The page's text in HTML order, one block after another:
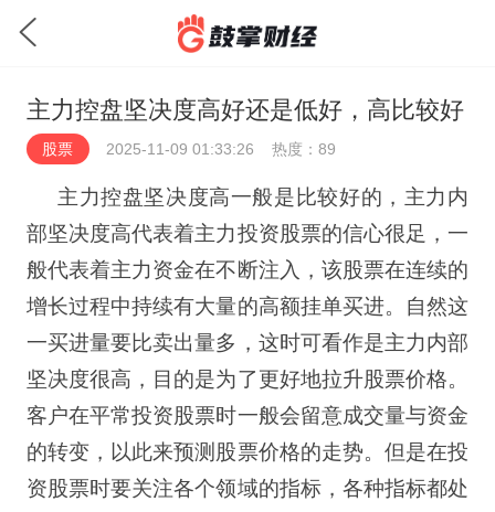
主力控盘坚决度高好还是低好，高比较好
股票 2025-11-09 01:33:26 热度：89
主力控盘坚决度高一般是比较好的，主力内
部坚决度高代表着主力投资股票的信心很足，一
般代表着主力资金在不断注入，该股票在连续的
增长过程中持续有大量的高额挂单买进。自然这
一买进量要比卖出量多，这时可看作是主力内部
坚决度很高，目的是为了更好地拉升股票价格。
客户在平常投资股票时一般会留意成交量与资金
的转变，以此来预测股票价格的走势。但是在投
资股票时要关注各个领域的指标，各种指标都处